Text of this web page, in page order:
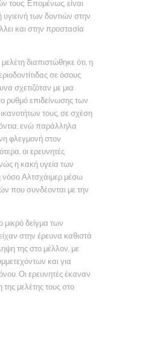
τους. Επομένως, είναι
των δοντιών στην
και στην προστασία
διαπιστώθηκε ότι, η
σε όσους
σχετιζόταν με μια
ρυθμό επιδείνωσης των
τους, σε σχέση
ενώ παράλληλα
φλεγμονή στον
οι ερευνητές
η κακή υγεία των
νόσο Αλτσχάιμερ μέσω
που συνδέονται με την
μικρό δείγμα των
στην έρευνα καθιστά
της στο μέλλον, με
και για
Οι ερευνητές έκαναν
της μελέτης τους στο